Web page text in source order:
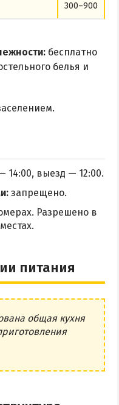
300–900
бесплатно
белья и
14:00, выезд — 12:00.
запрещено.
Разрешено в
питания
общая кухня